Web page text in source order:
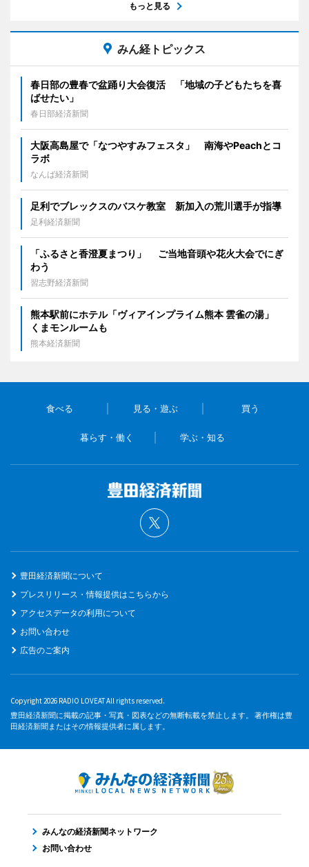
もっと見る
みん経トピックス
春日部の豊春で盆踊り大会復活 「地域の子どもたちを喜
ばせたい」
春日部経済新聞
大阪高島屋で「なつやすみフェスタ」 南海やPeachとコ
ラボ
なんば経済新聞
足利でブレックスのバスケ教室 新加入の荒川選手が指導
足利経済新聞
「ふるさと香澄夏まつり」 ご当地音頭や花火大会でにぎ
わう
習志野経済新聞
熊本駅前にホテル「ヴィアインプライム熊本 雲雀の湯」
くまモンルームも
熊本経済新聞
食べる 見る・遊ぶ 買う
暮らす・働く 学ぶ・知る
豊田経済新聞について
プレスリリース・情報提供はこちらから
アクセスデータの利用について
お問い合わせ
広告のご案内
Copyright 2026 RADIO LOVEAT All rights reserved.
豊田経済新聞に掲載の記事・写真・図表などの無断転載を禁止します。 著作権は豊
田経済新聞またはその情報提供者に属します。
みんなの経済新聞ネットワーク
お問い合わせ